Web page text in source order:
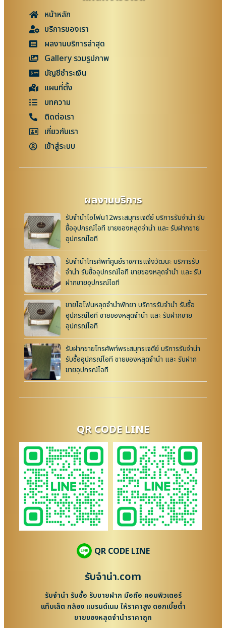
หน้าหลัก
บริการของเรา
ผลงานบริการล่าสุด
Gallery รวมรูปภาพ
บัญชีชำระเงิน
แผนที่ตั้ง
บทความ
ติดต่อเรา
เกี่ยวกับเรา
เข้าสู่ระบบ
ผลงานบริการ
รับจำนำไอโฟน12พระสมุทรเจดีย์ บริการรับจำนำ รับ
ซื้ออุปกรณ์ไอที ขายของหลุดจำนำ และ รับฝากขาย
อุปกรณ์ไอที
รับจำนำโทรศัพท์ศูนย์ราชการแจ้งวัฒนะ บริการรับ
จำนำ รับซื้ออุปกรณ์ไอที ขายของหลุดจำนำ และ รับ
ฝากขายอุปกรณ์ไอที
ขายไอโฟนหลุดจำนำพัทยา บริการรับจำนำ รับซื้อ
อุปกรณ์ไอที ขายของหลุดจำนำ และ รับฝากขาย
อุปกรณ์ไอที
รับฝากขายโทรศัพท์พระสมุทรเจดีย์ บริการรับจำนำ
รับซื้ออุปกรณ์ไอที ขายของหลุดจำนำ และ รับฝาก
ขายอุปกรณ์ไอที
QR CODE LINE
QR CODE LINE
รับจํานํา.com
รับจำนำ รับซื้อ รับขายฝาก มือถือ คอมพิวเตอร์
แท็บเล็ต กล้อง แบรนด์เนม ให้ราคาสูง ดอกเบี้ยต่ำ
ขายของหลุดจำนำราคาถูก